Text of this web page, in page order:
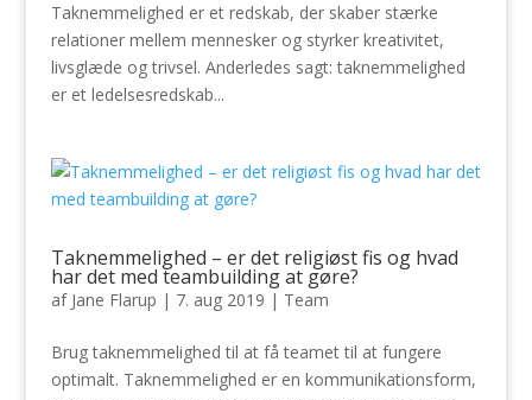
Taknemmelighed er et redskab, der skaber stærke
relationer mellem mennesker og styrker kreativitet,
livsglæde og trivsel. Anderledes sagt: taknemmelighed
er et ledelsesredskab...
Taknemmelighed – er det religiøst fis og hvad
har det med teambuilding at gøre?
af Jane Flarup | 7. aug 2019 | Team
Brug taknemmelighed til at få teamet til at fungere
optimalt. Taknemmelighed er en kommunikationsform,